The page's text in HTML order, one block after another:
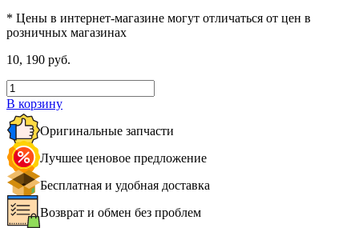
* Цены в интернет-магазине могут отличаться от цен в
розничных магазинах
10, 190 руб.
В корзину
Оригинальные запчасти
Лучшее ценовое предложение
Бесплатная и удобная доставка
Возврат и обмен без проблем